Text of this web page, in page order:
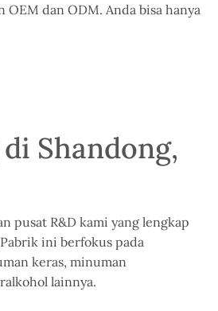
OEM dan ODM. Anda bisa hanya
Shandong,
pusat R&D kami yang lengkap
ini berfokus pada
keras, minuman
lainnya.